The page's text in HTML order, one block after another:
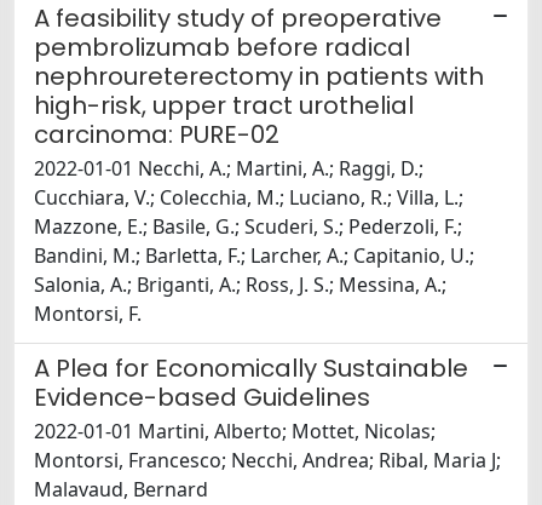
A feasibility study of preoperative
pembrolizumab before radical
nephroureterectomy in patients with
high-risk, upper tract urothelial
carcinoma: PURE-02
2022-01-01 Necchi, A.; Martini, A.; Raggi, D.;
Cucchiara, V.; Colecchia, M.; Luciano, R.; Villa, L.;
Mazzone, E.; Basile, G.; Scuderi, S.; Pederzoli, F.;
Bandini, M.; Barletta, F.; Larcher, A.; Capitanio, U.;
Salonia, A.; Briganti, A.; Ross, J. S.; Messina, A.;
Montorsi, F.
A Plea for Economically Sustainable
Evidence-based Guidelines
2022-01-01 Martini, Alberto; Mottet, Nicolas;
Montorsi, Francesco; Necchi, Andrea; Ribal, Maria J;
Malavaud, Bernard